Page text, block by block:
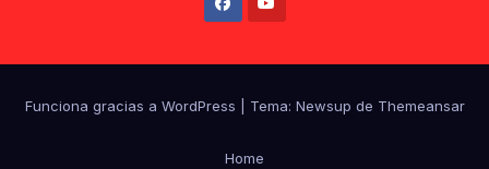
Funciona gracias a WordPress Tema: Newsup de Themeansar
Home